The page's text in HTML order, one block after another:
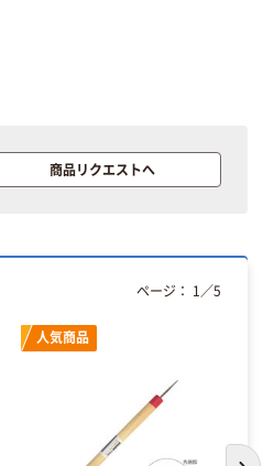
商品リクエストへ
人気商品
ページ： 1 ／5